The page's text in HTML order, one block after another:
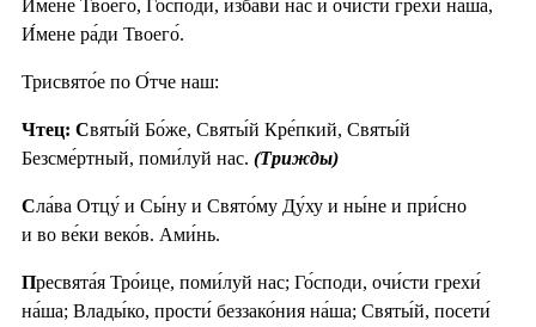
И́мене Твоего́, Го́споди, изба́ви нас и очи́сти грехи́ на́ша,
И́мене ра́ди Твоего́.
Трисвято́е по О́тче наш:
Чтец: Святы́й Бо́же, Святы́й Кре́пкий, Святы́й
Безсме́ртный, поми́луй нас. (Трижды)
Сла́ва Отцу́ и Сы́ну и Свято́му Ду́ху и ны́не и при́сно
и во ве́ки веко́в. Ами́нь.
Пресвята́я Тро́ице, поми́луй нас; Го́споди, очи́сти грехи́
на́ша; Влады́ко, прости́ беззако́ния на́ша; Святы́й, посети́